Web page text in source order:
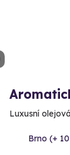
Luxusní
Brno (+